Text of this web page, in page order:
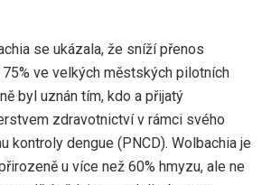
se ukázala, že sníží přenos
ve velkých městských pilotních
byl uznán tím, kdo a přijatý
zdravotnictví v rámci svého
kontroly dengue (PNCD). Wolbachia je
u více než 60% hmyzu, ale ne